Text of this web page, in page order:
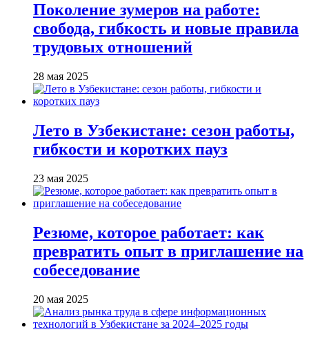
Поколение зумеров на работе:
свобода, гибкость и новые правила
трудовых отношений
28 мая 2025
Лето в Узбекистане: сезон работы,
гибкости и коротких пауз
23 мая 2025
Резюме, которое работает: как
превратить опыт в приглашение на
собеседование
20 мая 2025